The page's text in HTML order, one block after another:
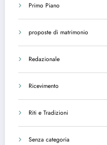
Primo Piano
proposte di matrimonio
Redazionale
Ricevimento
Riti e Tradizioni
Senza categoria